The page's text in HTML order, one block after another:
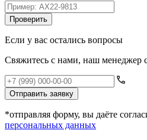
Проверить
Если у вас остались вопросы
Свяжитесь с нами, наш менеджер
Отправить заявку
*отправляя форму, вы даёте
персональных данных